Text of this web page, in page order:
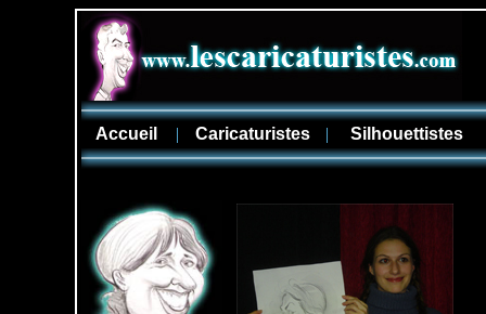
Accueil | Caricaturistes | Silhouettistes